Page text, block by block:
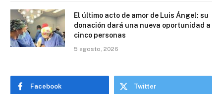
El último acto de amor de Luis Ángel: su
donación dará una nueva oportunidad a
cinco personas
5 agosto, 2026
Facebook Twitter